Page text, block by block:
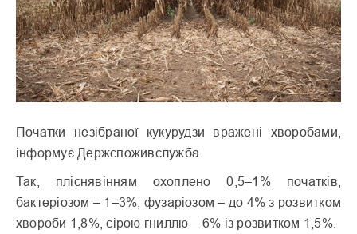
Початки незібраної кукурудзи вражені хворобами,
інформує Держспоживслужба.
Так, пліснявінням охоплено 0,5–1% початків,
бактеріозом – 1–3%, фузаріозом – до 4% з розвитком
хвороби 1,8%, сірою гниллю – 6% із розвитком 1,5%.